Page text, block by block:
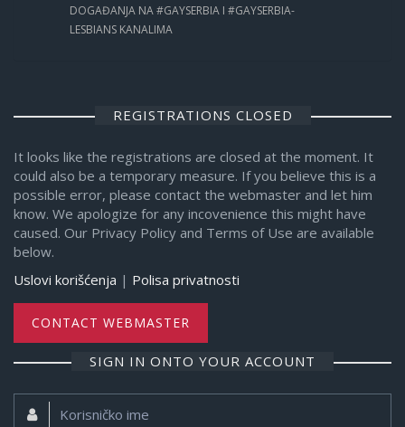
DOGAĐANJA NA #GAYSERBIA I #GAYSERBIA-
LESBIANS KANALIMA
REGISTRATIONS CLOSED
It looks like the registrations are closed at the moment. It
could also be a temporary measure. If you believe this is a
possible error, please contact the webmaster and let him
know. We apologize for any incovenience this might have
caused. Our Privacy Policy and Terms of Use are available
below.
Uslovi korišćenja | Polisa privatnosti
CONTACT WEBMASTER
SIGN IN ONTO YOUR ACCOUNT
Korisničko